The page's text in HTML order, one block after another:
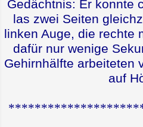
Gedächtnis: Er konnte
las zwei Seiten
linken Auge, die rechte
dafür nur wenige
Gehirnhälfte arbeiteten
auf